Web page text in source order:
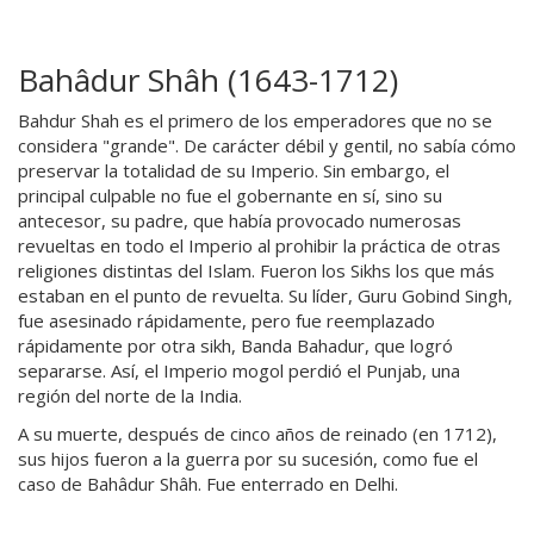
Bahâdur Shâh (1643-1712)
Bahdur Shah es el primero de los emperadores que no se
considera "grande". De carácter débil y gentil, no sabía cómo
preservar la totalidad de su Imperio. Sin embargo, el
principal culpable no fue el gobernante en sí, sino su
antecesor, su padre, que había provocado numerosas
revueltas en todo el Imperio al prohibir la práctica de otras
religiones distintas del Islam. Fueron los Sikhs los que más
estaban en el punto de revuelta. Su líder, Guru Gobind Singh,
fue asesinado rápidamente, pero fue reemplazado
rápidamente por otra sikh, Banda Bahadur, que logró
separarse. Así, el Imperio mogol perdió el Punjab, una
región del norte de la India.
A su muerte, después de cinco años de reinado (en 1712),
sus hijos fueron a la guerra por su sucesión, como fue el
caso de Bahâdur Shâh. Fue enterrado en Delhi.